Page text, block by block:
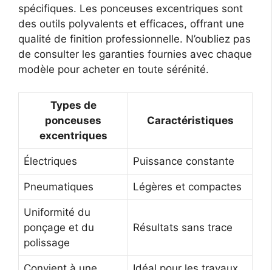
spécifiques. Les ponceuses excentriques sont
des outils polyvalents et efficaces, offrant une
qualité de finition professionnelle. N’oubliez pas
de consulter les garanties fournies avec chaque
modèle pour acheter en toute sérénité.
Types de
ponceuses
excentriques
Caractéristiques
Électriques Puissance constante
Pneumatiques Légères et compactes
Uniformité du
ponçage et du
polissage
Résultats sans trace